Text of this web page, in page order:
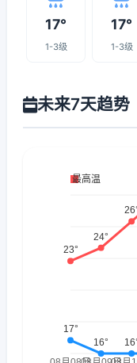
17°
1-3级
17°
1-3级
未来7天趋势